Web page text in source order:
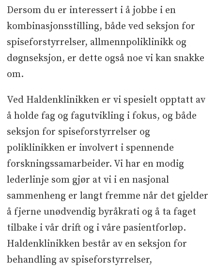
Dersom du er interessert i å jobbe i en
kombinasjonsstilling, både ved seksjon for
spiseforstyrrelser, allmennpoliklinikk og
døgnseksjon, er dette også noe vi kan snakke
om.
Ved Haldenklinikken er vi spesielt opptatt av
å holde fag og fagutvikling i fokus, og både
seksjon for spiseforstyrrelser og
poliklinikken er involvert i spennende
forskningssamarbeider. Vi har en modig
lederlinje som gjør at vi i en nasjonal
sammenheng er langt fremme når det gjelder
å fjerne unødvendig byråkrati og å ta faget
tilbake i vår drift og i våre pasientforløp.
Haldenklinikken består av en seksjon for
behandling av spiseforstyrrelser,